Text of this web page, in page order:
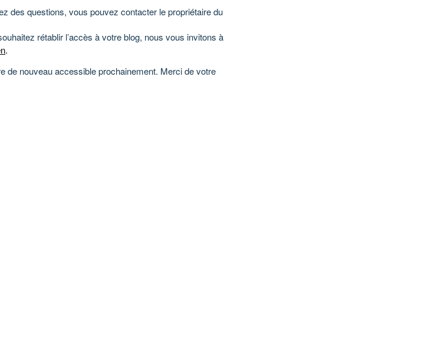
des questions, vous pouvez contacter le propriétaire du
rétablir l’accès à votre blog, nous vous invitons à
.
de nouveau accessible prochainement. Merci de votre